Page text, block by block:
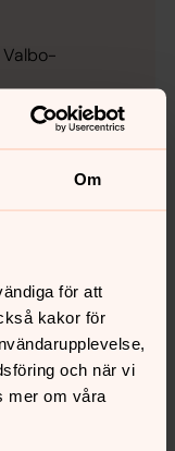
Om
för att
kakor för
och när vi
mer om våra
19
19